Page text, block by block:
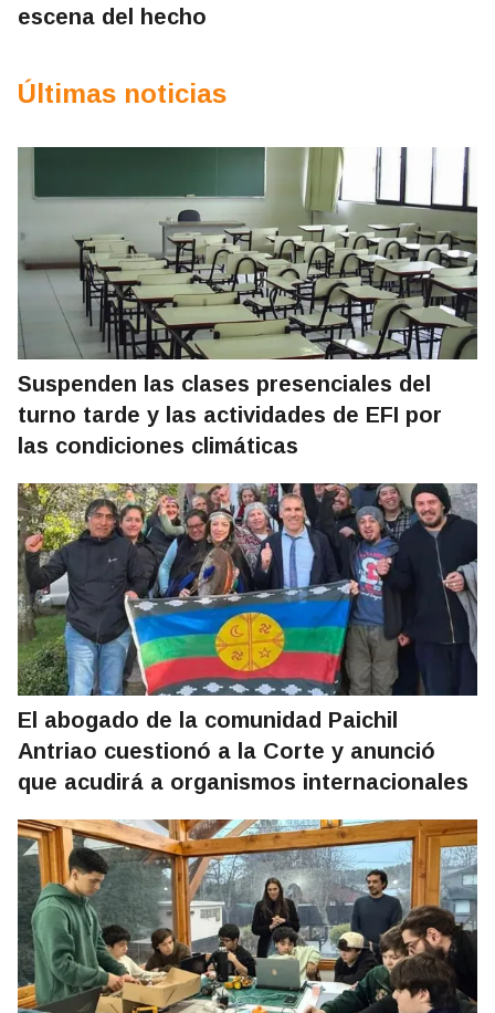
escena del hecho
Últimas noticias
Suspenden las clases presenciales del
turno tarde y las actividades de EFI por
las condiciones climáticas
El abogado de la comunidad Paichil
Antriao cuestionó a la Corte y anunció
que acudirá a organismos internacionales